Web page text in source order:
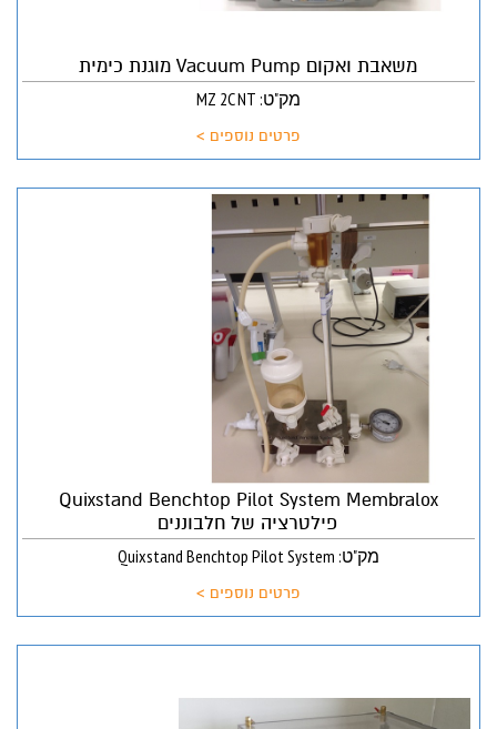
משאבת ואקום Vacuum Pump מוגנת כימית
מק"ט: MZ 2C NT
פרטים נוספים >
Quixstand Benchtop Pilot System Membralox
פילטרציה של חלבוננים
מק"ט: Quixstand Benchtop Pilot System
פרטים נוספים >